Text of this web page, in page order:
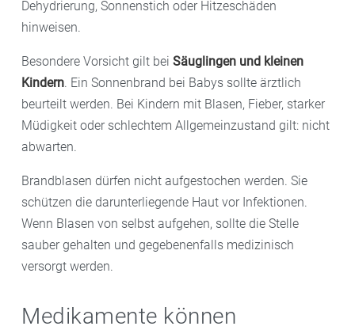
Dehydrierung, Sonnenstich oder Hitzeschäden
hinweisen.
Besondere Vorsicht gilt bei Säuglingen und kleinen
Kindern. Ein Sonnenbrand bei Babys sollte ärztlich
beurteilt werden. Bei Kindern mit Blasen, Fieber, starker
Müdigkeit oder schlechtem Allgemeinzustand gilt: nicht
abwarten.
Brandblasen dürfen nicht aufgestochen werden. Sie
schützen die darunterliegende Haut vor Infektionen.
Wenn Blasen von selbst aufgehen, sollte die Stelle
sauber gehalten und gegebenenfalls medizinisch
versorgt werden.
Medikamente können